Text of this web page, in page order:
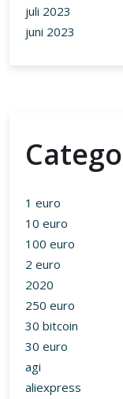
juli 2023
juni 2023
1 euro
10 euro
100 euro
2 euro
2020
250 euro
30 bitcoin
30 euro
agi
aliexpress